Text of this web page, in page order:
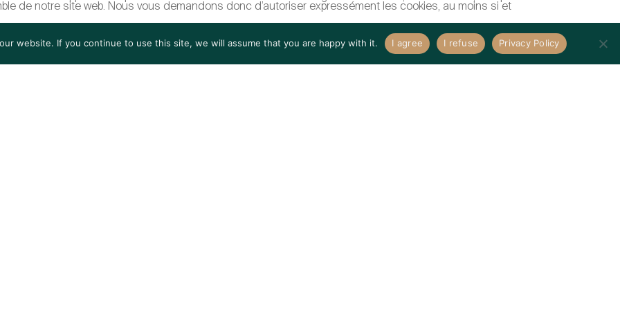
de notre site web. Nous vous demandons donc d’autoriser expressément les cookies, au moins si et
compléter la présente déclaration de protection des données à tout moment. Nous fournirons des
website. If you continue to use this site, we will assume that you are happy with it. I agree I refuse Privacy Policy